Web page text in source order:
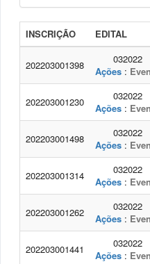
INSCRIÇÃO EDITAL
202203001398
032022
Ações :
202203001230
032022
Ações :
202203001498
032022
Ações :
202203001314
032022
Ações :
202203001262
032022
Ações :
202203001441
032022
Ações :